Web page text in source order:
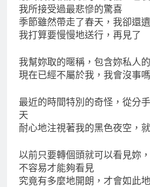
我所接受過最悲慘的驚喜
季節雖然帶走了春天，我卻還
我打算要慢慢地送行，再見了
我幫妳取的暱稱，包含妳私人
現在已經不屬於我，我會沒事
最近的時間特別的奇怪，從分
天
耐心地注視著我的黑色夜空，
以前只要轉個頭就可以看見妳
不容易才能夠看見
究竟有多麼地開朗，才會如此